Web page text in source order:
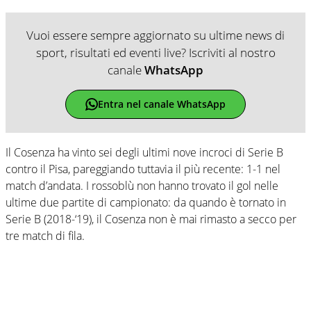
Vuoi essere sempre aggiornato su ultime news di
sport, risultati ed eventi live? Iscriviti al nostro
canaleWhatsApp
Entra nel canale WhatsApp
Il Cosenza ha vinto sei degli ultimi nove incroci di Serie B
contro il Pisa, pareggiando tuttavia il più recente: 1-1 nel
match d’andata. I rossoblù non hanno trovato il gol nelle
ultime due partite di campionato: da quando è tornato in
Serie B (2018-‘19), il Cosenza non è mai rimasto a secco per
tre match di fila.